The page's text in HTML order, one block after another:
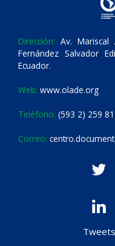
Dirección: Av.
Fernández Salvador
Ecuador.
Web: www.olade.org
Teléfono: (593 2) 259
Correo: